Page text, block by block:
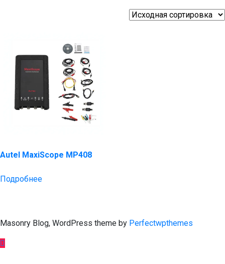
Autel MaxiScope MP408
Подробнее
Masonry Blog, WordPress theme by Perfectwpthemes